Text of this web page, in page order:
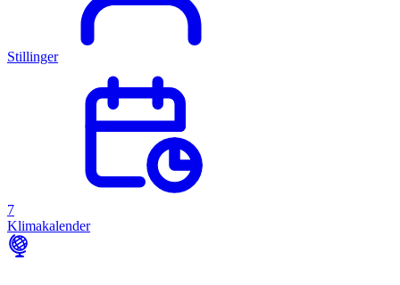
Stillinger
7
Klimakalender